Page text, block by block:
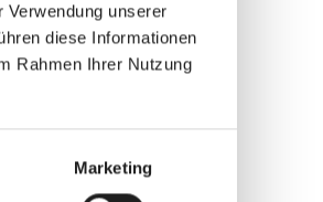
unserer
diese Informationen
Rahmen Ihrer Nutzung
Marketing